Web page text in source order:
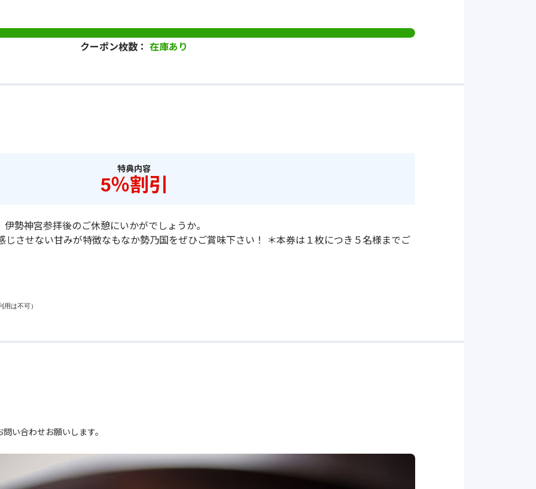
クーポン枚数： 在庫あり
特典内容
5％割引
勢神宮参拝後のご休憩にいかがでしょうか。
じさせない甘みが特徴なもなか勢乃国をぜひご賞味下さい！ ＊本券は１枚につき５名様までご
は不可）
い合わせお願いします。